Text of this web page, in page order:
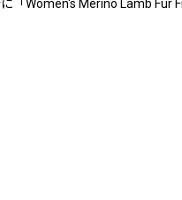
Women's Merino Lamb Fur